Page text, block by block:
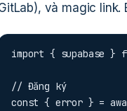
và magic
import { supabase }
// Đăng ký
const { error } =